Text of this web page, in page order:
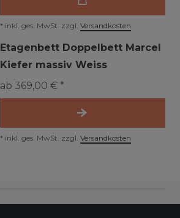
* inkl. ges. MwSt. zzgl. Versandkosten
Etagenbett Doppelbett Marcel
Kiefer massiv Weiss
ab 369,00 € *
* inkl. ges. MwSt. zzgl. Versandkosten